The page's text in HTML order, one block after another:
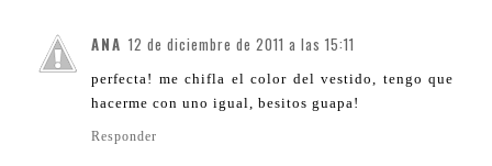
ANA 12 de diciembre de 2011 a las 15:11
perfecta! me chifla el color del vestido, tengo que
hacerme con uno igual, besitos guapa!
Responder